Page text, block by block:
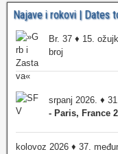
Najave i rokovi | Dates
Br. 37 ♦ 15.
broj
srpanj 2026. ♦
- Paris, France
kolovoz 2026 ♦ 37.